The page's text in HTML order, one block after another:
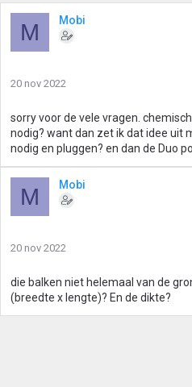
M Mobi
20 nov 2022
sorry voor de vele vragen.
nodig? want dan zet ik dat idee uit
nodig en pluggen? en dan de Duo
M Mobi
20 nov 2022
die balken niet helemaal van de
(breedte x lengte)? En de dikte?